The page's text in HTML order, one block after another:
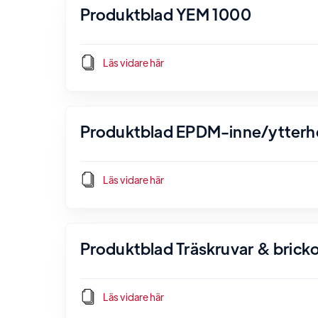
Produktblad YEM 1000
Läs vidare här
Produktblad EPDM-inne/
Läs vidare här
Produktblad Träskruvar &
Läs vidare här